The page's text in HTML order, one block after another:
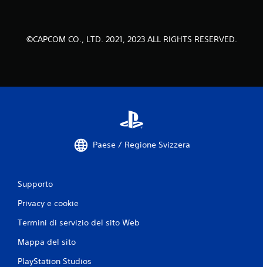
©CAPCOM CO., LTD. 2021, 2023 ALL RIGHTS RESERVED.
Paese / Regione Svizzera
Supporto
Privacy e cookie
Termini di servizio del sito Web
Mappa del sito
PlayStation Studios